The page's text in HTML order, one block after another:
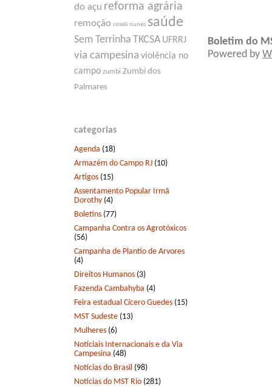
do açu reforma agrária
remoção roseli nunes saúde
Sem Terrinha TKCSA UFRRJ
via campesina violência no
campo zumbi Zumbi dos
Palmares
categorias
Agenda (18)
Armazém do Campo RJ (10)
Artigos (15)
Assentamento Popular Irmã
Dorothy (4)
Boletins (77)
Campanha Contra os Agrotóxicos
(56)
Campanha de Plantio de Arvores
(4)
Direitos Humanos (3)
Fazenda Cambahyba (4)
Feira estadual Cícero Guedes (15)
MST Sudeste (13)
Mulheres (6)
Notíciais Internacionais e da Via
Campesina (48)
Notícias do Brasil (98)
Notícias do MST Rio (281)
Boletim do
Powered by